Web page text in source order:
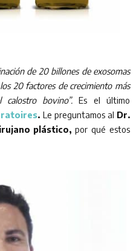
de 20 billones de exosomas
20 factores de crecimiento más
calostro bovino”. Es el último
. Le preguntamos al Dr.
plástico,por qué estos